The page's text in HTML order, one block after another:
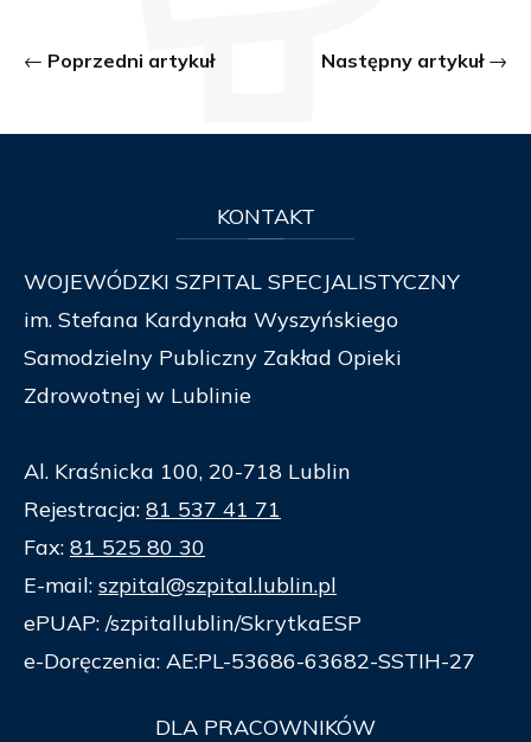
Poprzedni artykuł Następny artykuł
KONTAKT
WOJEWÓDZKI SZPITAL SPECJALISTYCZNY
im. Stefana Kardynała Wyszyńskiego
Samodzielny Publiczny Zakład Opieki
Zdrowotnej w Lublinie
Al. Kraśnicka 100, 20-718 Lublin
Rejestracja: 81 537 41 71
Fax: 81 525 80 30
E-mail: szpital@szpital.lublin.pl
ePUAP: /szpitallublin/SkrytkaESP
e-Doręczenia: AE:PL-53686-63682-SSTIH-27
DLA PRACOWNIKÓW